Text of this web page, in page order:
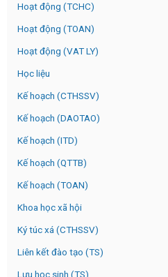
Hoạt động (TCHC)
Hoạt động (TOAN)
Hoạt động (VAT LY)
Học liệu
Kế hoạch (CTHSSV)
Kế hoạch (DAOTAO)
Kế hoạch (ITD)
Kế hoạch (QTTB)
Kế hoạch (TOAN)
Khoa học xã hội
Ký túc xá (CTHSSV)
Liên kết đào tạo (TS)
Lưu học sinh (TS)